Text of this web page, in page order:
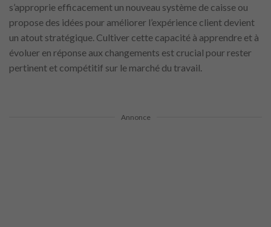
s’approprie efficacement un nouveau système de caisse ou
propose des idées pour améliorer l’expérience client devient
un atout stratégique. Cultiver cette capacité à apprendre et à
évoluer en réponse aux changements est crucial pour rester
pertinent et compétitif sur le marché du travail.
Annonce